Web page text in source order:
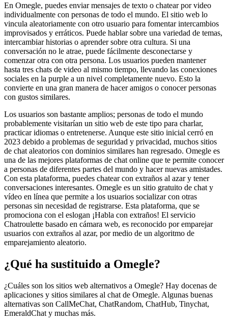
En Omegle, puedes enviar mensajes de texto o chatear por video
individualmente con personas de todo el mundo. El sitio web lo
vincula aleatoriamente con otro usuario para fomentar intercambios
improvisados ​​y erráticos. Puede hablar sobre una variedad de temas,
intercambiar historias o aprender sobre otra cultura. Si una
conversación no le atrae, puede fácilmente desconectarse y
comenzar otra con otra persona. Los usuarios pueden mantener
hasta tres chats de video al mismo tiempo, llevando las conexiones
sociales en la purple a un nivel completamente nuevo. Esto la
convierte en una gran manera de hacer amigos o conocer personas
con gustos similares.
Los usuarios son bastante amplios; personas de todo el mundo
probablemente visitarían un sitio web de este tipo para charlar,
practicar idiomas o entretenerse. Aunque este sitio inicial cerró en
2023 debido a problemas de seguridad y privacidad, muchos sitios
de chat aleatorios con dominios similares han regresado. Omegle es
una de las mejores plataformas de chat online que te permite conocer
a personas de diferentes partes del mundo y hacer nuevas amistades.
Con esta plataforma, puedes chatear con extraños al azar y tener
conversaciones interesantes. Omegle es un sitio gratuito de chat y
vídeo en línea que permite a los usuarios socializar con otras
personas sin necesidad de registrarse. Esta plataforma, que se
promociona con el eslogan ¡Habla con extraños! El servicio
Chatroulette basado en cámara web, es reconocido por emparejar
usuarios con extraños al azar, por medio de un algoritmo de
emparejamiento aleatorio.
¿Qué ha sustituido a Omegle?
¿Cuáles son los sitios web alternativos a Omegle? Hay docenas de
aplicaciones y sitios similares al chat de Omegle. Algunas buenas
alternativas son CallMeChat, ChatRandom, ChatHub, Tinychat,
EmeraldChat y muchas más.